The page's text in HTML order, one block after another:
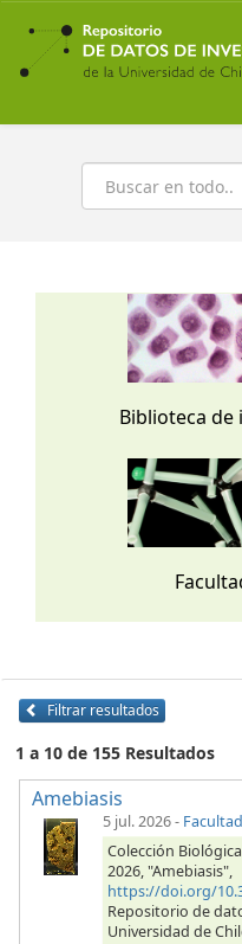
Ir
contenido
principal
Buscar
Biblioteca de
Filtrar resultados
1 a 10 de 155 Resultados
Amebiasis
5 jul. 2026-
Colección
2026, "Amebiasis",
https://doi.org/
Repositorio de
Universidad de